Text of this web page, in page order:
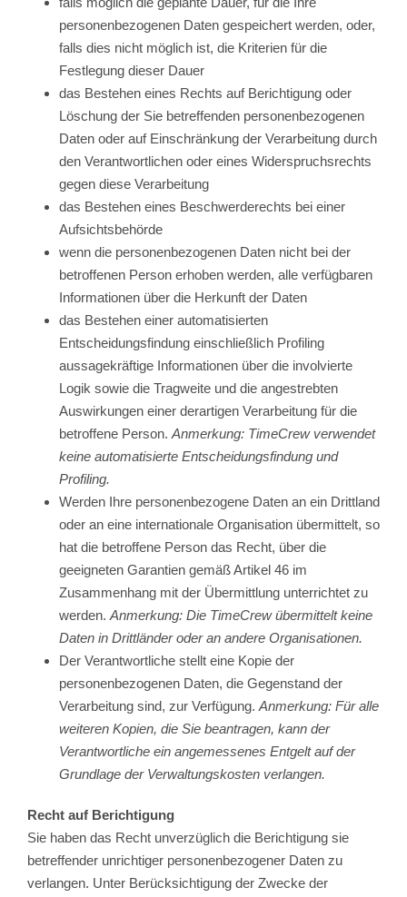
personenbezogenen Daten gespeichert werden, oder,
falls dies nicht möglich ist, die Kriterien für die
Festlegung dieser Dauer
das Bestehen eines Rechts auf Berichtigung oder
Löschung der Sie betreffenden personenbezogenen
Daten oder auf Einschränkung der Verarbeitung durch
den Verantwortlichen oder eines Widerspruchsrechts
gegen diese Verarbeitung
das Bestehen eines Beschwerderechts bei einer
Aufsichtsbehörde
wenn die personenbezogenen Daten nicht bei der
betroffenen Person erhoben werden, alle verfügbaren
Informationen über die Herkunft der Daten
das Bestehen einer automatisierten
Entscheidungsfindung einschließlich Profiling
aussagekräftige Informationen über die involvierte
Logik sowie die Tragweite und die angestrebten
Auswirkungen einer derartigen Verarbeitung für die
betroffene Person. Anmerkung: TimeCrew verwendet
keine automatisierte Entscheidungsfindung und
Profiling.
Werden Ihre personenbezogene Daten an ein Drittland
oder an eine internationale Organisation übermittelt, so
hat die betroffene Person das Recht, über die
geeigneten Garantien gemäß Artikel 46 im
Zusammenhang mit der Übermittlung unterrichtet zu
werden. Anmerkung: Die TimeCrew übermittelt keine
Daten in Drittländer oder an andere Organisationen.
Der Verantwortliche stellt eine Kopie der
personenbezogenen Daten, die Gegenstand der
Verarbeitung sind, zur Verfügung. Anmerkung: Für alle
weiteren Kopien, die Sie beantragen, kann der
Verantwortliche ein angemessenes Entgelt auf der
Grundlage der Verwaltungskosten verlangen.
Recht auf Berichtigung
Sie haben das Recht unverzüglich die Berichtigung sie
betreffender unrichtiger personenbezogener Daten zu
verlangen. Unter Berücksichtigung der Zwecke der